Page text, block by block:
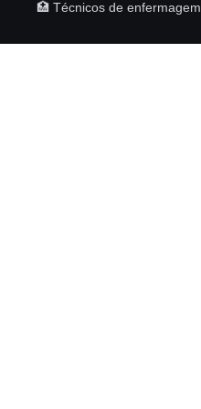
🏥 Técnicos de enfermagem